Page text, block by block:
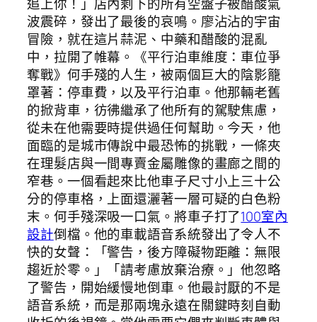
波震碎，發出了最後的哀鳴。廖沾沾的宇宙
冒險，就在這片蒜泥、中藥和醋酸的混亂
中，拉開了帷幕。《平行泊車維度：車位爭
奪戰》何手殘的人生，被兩個巨大的陰影籠
罩著：停車費，以及平行泊車。他那輛老舊
的掀背車，彷彿繼承了他所有的駕駛焦慮，
從未在他需要時提供過任何幫助。今天，他
面臨的是城市傳說中最恐怖的挑戰，一條夾
在理髮店與一間專賣金屬雕像的畫廊之間的
窄巷。一個看起來比他車子尺寸小上三十公
分的停車格，上面還灑著一層可疑的白色粉
末。何手殘深吸一口氣。將車子打了100室內
設計倒檔。他的車載語音系統發出了令人不
快的女聲：「警告，後方障礙物距離：無限
趨近於零。」「請考慮放棄治療。」他忽略
了警告，開始緩慢地倒車。他最討厭的不是
語音系統，而是那兩塊永遠在關鍵時刻自動